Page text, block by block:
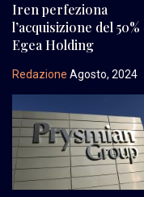
Iren perfeziona
l’acquisizione del 50%
Egea Holding
Redazione Agosto, 2024